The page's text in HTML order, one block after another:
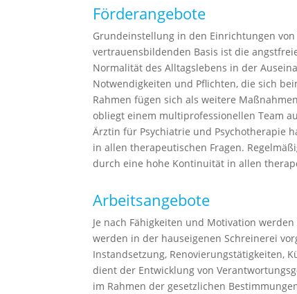
Förderangebote
Grundeinstellung in den Einrichtungen
vertrauensbildenden Basis ist die
Normalität des Alltagslebens in der
Notwendigkeiten und Pflichten, die sich
Rahmen fügen sich als weitere
obliegt einem multiprofessionellen Team
Ärztin für Psychiatrie und Psychotherapie
in allen therapeutischen Fragen.
durch eine hohe Kontinuität in allen
Arbeitsangebote
Je nach Fähigkeiten und Motivation
werden in der hauseigenen Schreinerei
Instandsetzung, Renovierungstätigkeiten,
dient der Entwicklung von
im Rahmen der gesetzlichen